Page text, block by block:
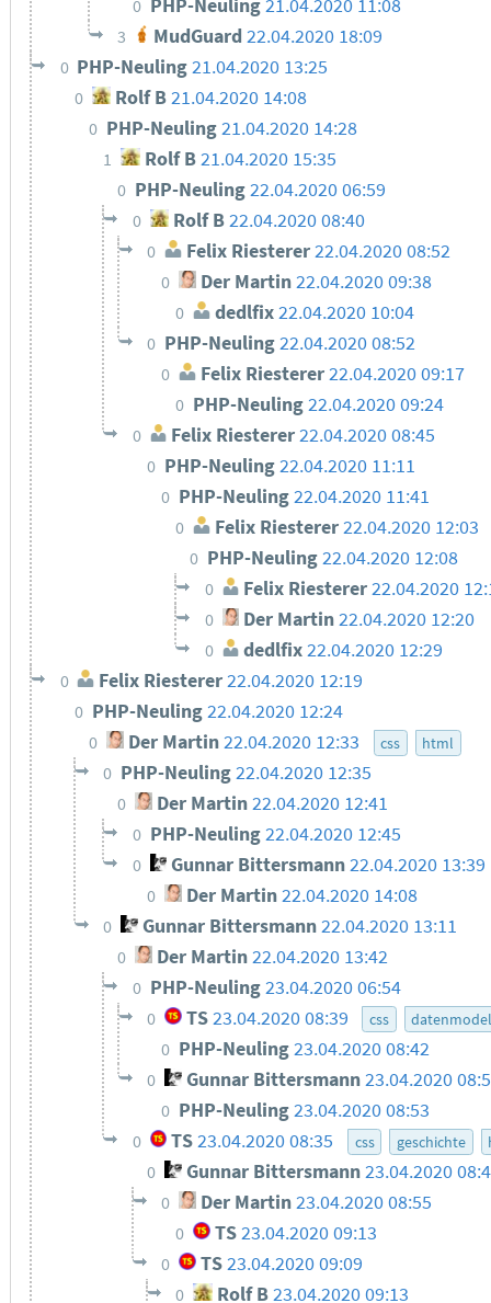
0 PHP-Neuling21.04.2020 11:08
3 MudGuard 22.04.2020 18:09
0 PHP-Neuling21.04.2020 13:25
0 Rolf B21.04.2020 14:08
0 PHP-Neuling21.04.2020 14:28
1 Rolf B21.04.2020 15:35
0 PHP-Neuling22.04.2020 06:59
0 Rolf B22.04.2020 08:40
0 Felix Riesterer 22.04.2020 08:52
0 Der Martin22.04.2020 09:38
0 dedlfix22.04.2020 10:04
0 PHP-Neuling22.04.2020 08:52
0 Felix Riesterer22.04.2020 09:17
0 PHP-Neuling22.04.2020 09:24
0 Felix Riesterer22.04.2020 08:45
0 PHP-Neuling22.04.2020 11:11
0 PHP-Neuling22.04.2020 11:41
0 Felix Riesterer22.04.2020 12:03
0 PHP-Neuling22.04.2020 12:08
0 Felix Riesterer22.04.2020
0 Der Martin22.04.2020 12:20
0 dedlfix22.04.2020 12:29
0 Felix Riesterer22.04.2020 12:19
0 PHP-Neuling22.04.2020 12:24
0 Der Martin22.04.2020 12:33 css html
0 PHP-Neuling22.04.2020 12:35
0 Der Martin22.04.2020 12:41
0 PHP-Neuling22.04.2020 12:45
0 Gunnar Bittersmann22.04.2020 13:39
0 Der Martin 22.04.2020 14:08
0 Gunnar Bittersmann22.04.2020 13:11
0 Der Martin22.04.2020 13:42
0 PHP-Neuling23.04.2020 06:54
0 TS 23.04.2020 08:39 css
0 PHP-Neuling23.04.2020 08:42
0 Gunnar Bittersmann 23.04.2020
0 PHP-Neuling23.04.2020 08:53
0 TS23.04.2020 08:35 css geschichte
0 Gunnar Bittersmann 23.04.2020
0 Der Martin23.04.2020 08:55
0 TS23.04.2020 09:13
0 TS23.04.2020 09:09
0 Rolf B23.04.2020 09:13